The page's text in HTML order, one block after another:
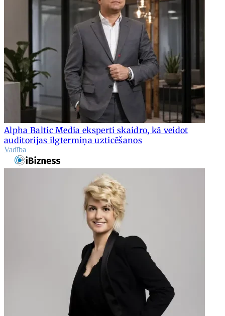
Alpha Baltic Media eksperti skaidro, kā veidot
auditorijas ilgtermiņa uzticēšanos
Vadība